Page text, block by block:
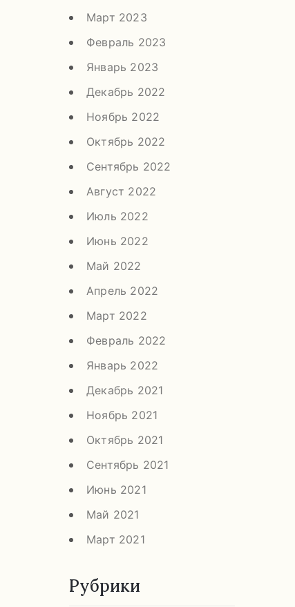
Март 2023
Февраль 2023
Январь 2023
Декабрь 2022
Ноябрь 2022
Октябрь 2022
Сентябрь 2022
Август 2022
Июль 2022
Июнь 2022
Май 2022
Апрель 2022
Март 2022
Февраль 2022
Январь 2022
Декабрь 2021
Ноябрь 2021
Октябрь 2021
Сентябрь 2021
Июнь 2021
Май 2021
Март 2021
Рубрики